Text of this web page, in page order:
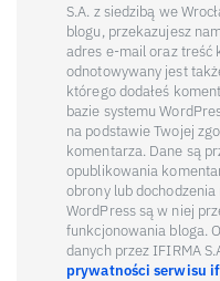
S.A. z siedzibą we
blogu, przekazujesz
adres e-mail oraz treść
odnotowywany jest
którego dodałeś
bazie systemu
na podstawie Twojej
komentarza. Dane są
opublikowania
obrony lub
WordPress są w niej
funkcjonowania bloga.
danych przez IFIRMA
prywatności serwisu